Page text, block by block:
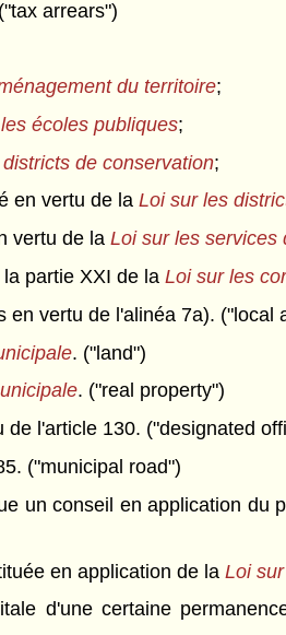
arrears")
du territoire;
écoles publiques;
de conservation;
en vertu de la Loi sur les
vertu de la Loi sur les services
partie XXI de la Loi sur les
vertu de l'alinéa 7a). ("local
. ("land")
. ("real property")
l'article 130. ("designated
("municipal road")
un conseil en application du
en application de laLoi
d'une certaine